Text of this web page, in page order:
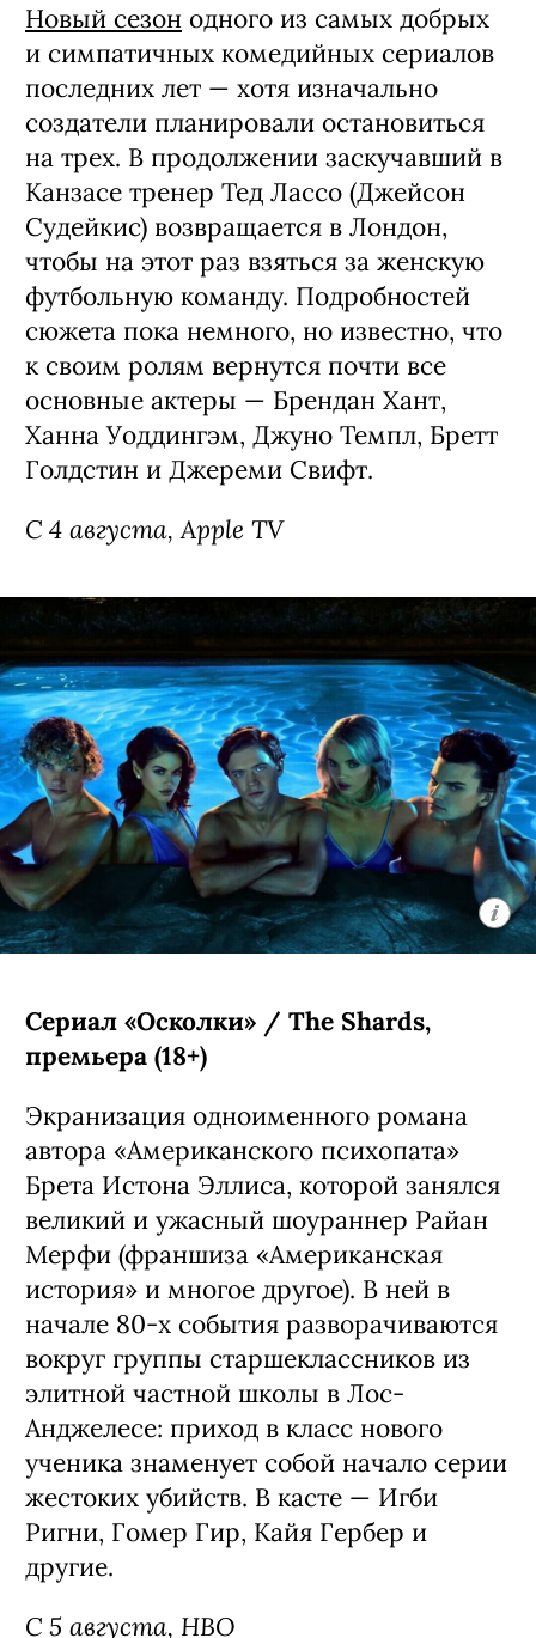
Новый сезон одного из самых добрых
и симпатичных комедийных сериалов
последних лет — хотя изначально
создатели планировали остановиться
на трех. В продолжении заскучавший в
Канзасе тренер Тед Лассо (Джейсон
Судейкис) возвращается в Лондон,
чтобы на этот раз взяться за женскую
футбольную команду. Подробностей
сюжета пока немного, но известно, что
к своим ролям вернутся почти все
основные актеры — Брендан Хант,
Ханна Уоддингэм, Джуно Темпл, Бретт
Голдстин и Джереми Свифт.
С 4 августа, Apple TV
Сериал «Осколки» / The Shards,
премьера (18+)
Экранизация одноименного романа
автора «Американского психопата»
Брета Истона Эллиса, которой занялся
великий и ужасный шоураннер Райан
Мерфи (франшиза «Американская
история» и многое другое). В ней в
начале 80-х события разворачиваются
вокруг группы старшеклассников из
элитной частной школы в Лос-
Анджелесе: приход в класс нового
ученика знаменует собой начало серии
жестоких убийств. В касте — Игби
Ригни, Гомер Гир, Кайя Гербер и
другие.
С 5 августа, HBO